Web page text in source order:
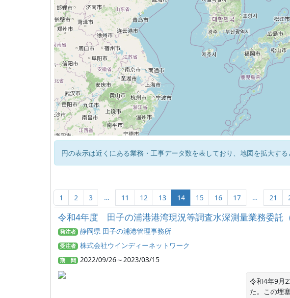
円の表示は近くにある業務・工事データ数を表しており、地図を拡大す
1 2 3 … 11 12 13 14 15 16 17 … 21
令和4年度 田子の浦港港湾現況等調査水深測量業務委託
発注者 静岡県 田子の浦港管理事務所
受注者 株式会社ウインディーネットワーク
期 間 2022/09/26～2023/03/15
令和4年9月
た。この埋